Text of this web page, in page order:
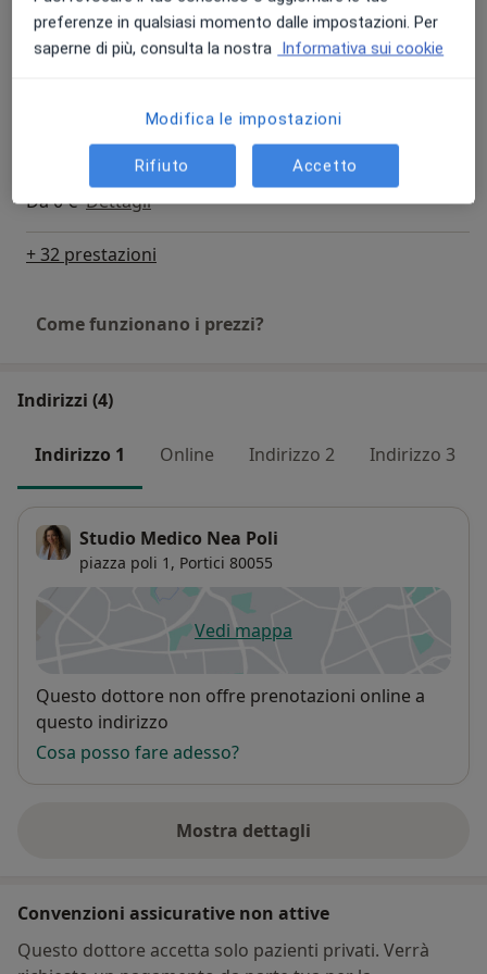
Dieta personalizzata
Da 0 € Dettagli
Dettagli
Dieta vegetariana
Da 0 € Dettagli
+ 32 prestazioni
Come funzionano i prezzi?
Indirizzi (4)
Indirizzo 1 Online Indirizzo 2 Indirizzo 3
Studio Medico Nea Poli
piazza poli 1, Portici 80055
Vedi mappasi apre in una nuova scheda
Disponibilità
Questo dottore non offre prenotazioni online a
questo indirizzo
Cosa posso fare adesso?
Mostra dettagli
sull'indirizzo
Convenzioni assicurative non attive
Questo dottore accetta solo pazienti privati. Verrà
preferenze in qualsiasi momento dalle impostazioni. Per
saperne di più, consulta la nostra Informativa sui cookie
Modifica le impostazioni
Rifiuto Accetto